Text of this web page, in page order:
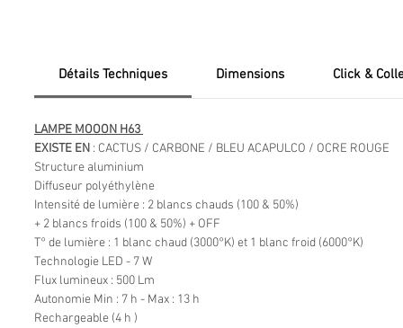
Détails Techniques Dimensions Click &
LAMPE MOOON H63
EXISTE EN : CACTUS / CARBONE / BLEU ACAPULCO / OCRE ROUGE
Structure aluminium
Diffuseur polyéthylène
Intensité de lumière : 2 blancs chauds (100 & 50%)
+ 2 blancs froids (100 & 50%) + OFF
T° de lumière : 1 blanc chaud (3000°K) et 1 blanc froid (6000°K)
Technologie LED - 7 W
Flux lumineux : 500 Lm
Autonomie Min : 7 h - Max : 13 h
Rechargeable (4 h )